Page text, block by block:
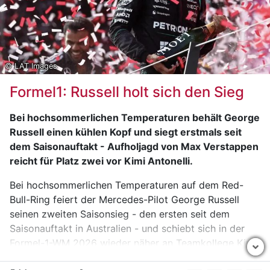
Landeshauptmann Mario Kunasek und
Landeshauptmann-Stellvertreterin Manuela Khom die
Führungsstäbe. Sie sprachen den eingesetzten
Polizistinnen und Polizisten sowie allen
Einsatzorganisationen und Behördenvertretern ihren
Dank für das professionelle Sicherheitsmanagement
aus.
Auch die behördliche Einsatzleiterin Bezirkshauptfrau
Nina Pölzl ist in einer ersten Reaktion zufrieden mit
dem Einsatzverlauf.„Die ausgezeichnete
Zusammenarbeit aller Beteiligten macht jedes Jahr
eingesetzten Kräften und Organisationen. Ihr Einsatz
und ihr Engagement – heuer unter verschärften
Hitzebedingungen - trägt dazu bei, dass wir uns im
steirischen Murtal über eine der sichersten
Sportgroßveranstaltungen der Welt freuen dürfen.“
© LAT Images
Formel1: Russell holt sich den Sieg
Bei hochsommerlichen Temperaturen behält George
Russell einen kühlen Kopf und siegt erstmals seit
dem Saisonauftakt - Aufholjagd von Max Verstappen
reicht für Platz zwei vor Kimi Antonelli.
Bei hochsommerlichen Temperaturen auf dem Red-
Bull-Ring feiert der Mercedes-Pilot George Russell
seinen zweiten Saisonsieg - den ersten seit dem
Saisonauftakt in Australien - und schiebt sich in der
Formel-1-WM 2026 wieder näher an Teamkollege Kimi